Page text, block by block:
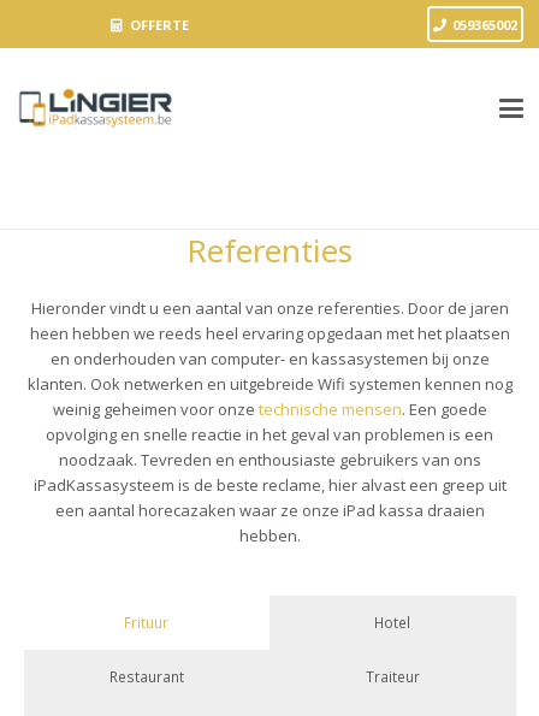
OFFERTE 059365002
Referenties
Hieronder vindt u een aantal van onze referenties. Door de jaren
heen hebben we reeds heel ervaring opgedaan met het plaatsen
en onderhouden van computer- en kassasystemen bij onze
klanten. Ook netwerken en uitgebreide Wifi systemen kennen nog
weinig geheimen voor onze technische mensen. Een goede
opvolging en snelle reactie in het geval van problemen is een
noodzaak. Tevreden en enthousiaste gebruikers van ons
iPadKassasysteem is de beste reclame, hier alvast een greep uit
een aantal horecazaken waar ze onze iPad kassa draaien
hebben.
Frituur Hotel
Restaurant Traiteur